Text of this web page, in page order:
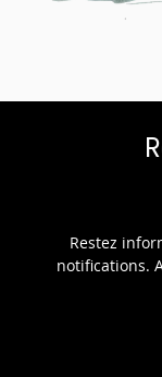
Restez
notifications.